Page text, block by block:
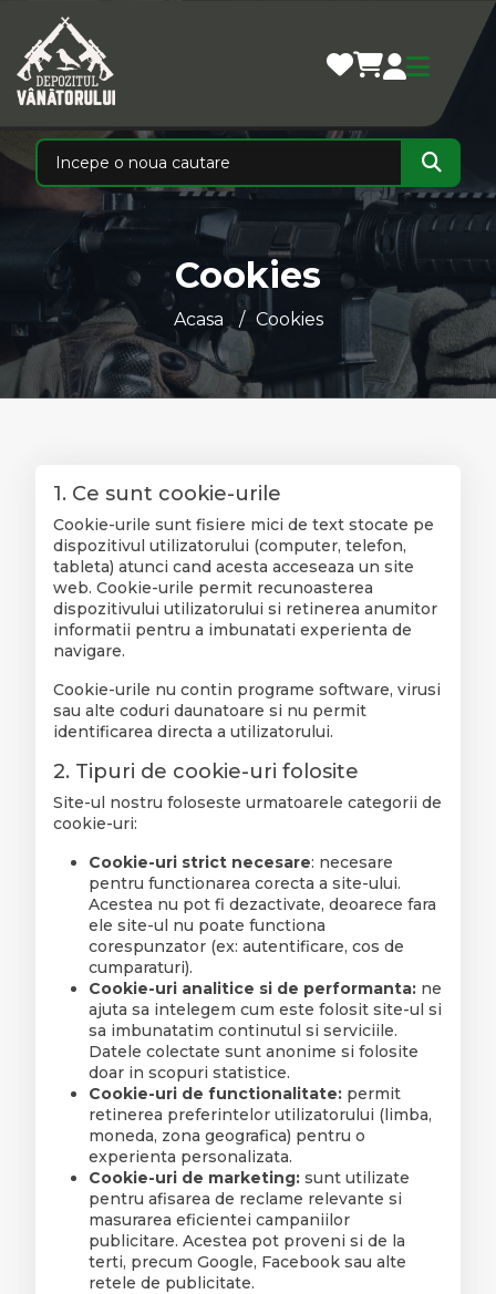
Cookies
Acasa Cookies
1. Ce sunt cookie-urile
Cookie-urile sunt fisiere mici de text stocate pe
dispozitivul utilizatorului (computer, telefon,
tableta) atunci cand acesta acceseaza un site
web. Cookie-urile permit recunoasterea
dispozitivului utilizatorului si retinerea anumitor
informatii pentru a imbunatati experienta de
navigare.
Cookie-urile nu contin programe software, virusi
sau alte coduri daunatoare si nu permit
identificarea directa a utilizatorului.
2. Tipuri de cookie-uri folosite
Site-ul nostru foloseste urmatoarele categorii de
cookie-uri:
Cookie-uri strict necesare: necesare
pentru functionarea corecta a site-ului.
Acestea nu pot fi dezactivate, deoarece fara
ele site-ul nu poate functiona
corespunzator (ex: autentificare, cos de
cumparaturi).
Cookie-uri analitice si de performanta: ne
ajuta sa intelegem cum este folosit site-ul si
sa imbunatatim continutul si serviciile.
Datele colectate sunt anonime si folosite
doar in scopuri statistice.
Cookie-uri de functionalitate: permit
retinerea preferintelor utilizatorului (limba,
moneda, zona geografica) pentru o
experienta personalizata.
Cookie-uri de marketing: sunt utilizate
pentru afisarea de reclame relevante si
masurarea eficientei campaniilor
publicitare. Acestea pot proveni si de la
terti, precum Google, Facebook sau alte
retele de publicitate.